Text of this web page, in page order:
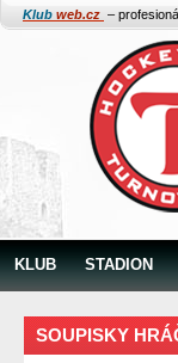
Klub web.cz –
KLUB STADION
SOUPISKY